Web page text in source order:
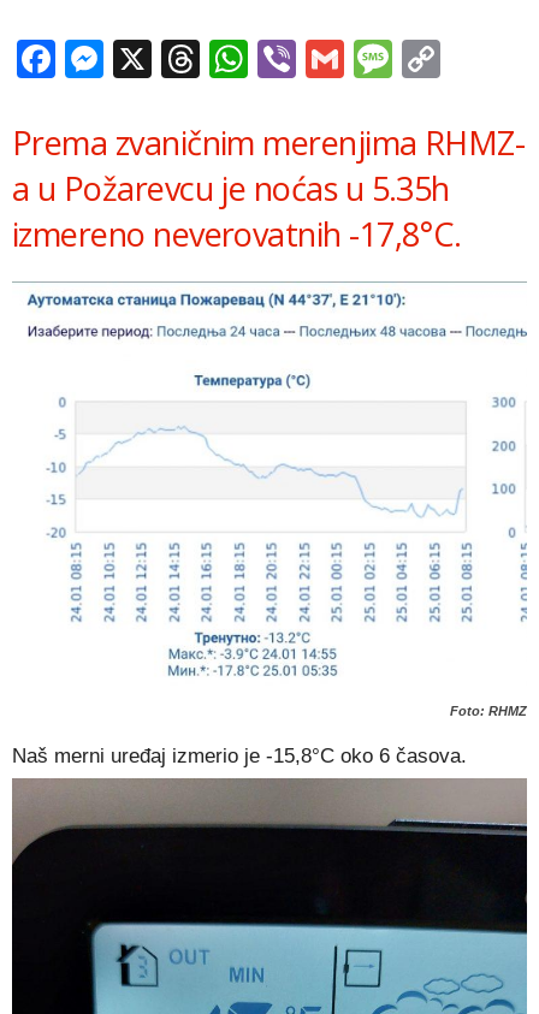
Facebook
Messenger
X Threads
WhatsApp
ViberGmail
Prema zvaničnim merenjima RHMZ-
a u Požarevcu je noćas u 5.35h
izmereno neverovatnih -17,8°C.
Foto: RHMZ
Naš merni uređaj izmerio je -15,8°C oko 6 časova.